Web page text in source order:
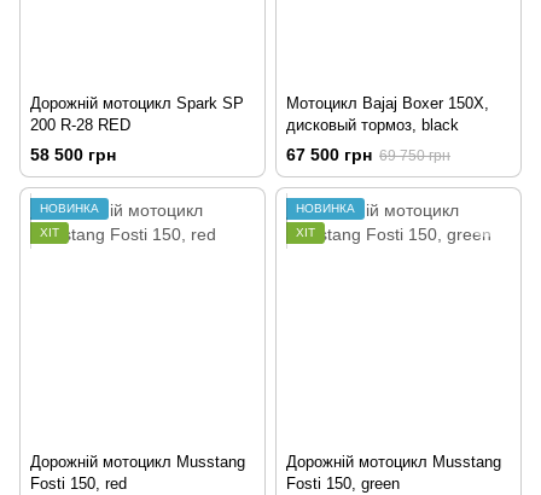
Дорожній мотоцикл Spark SP
200 R-28 RED
58 500 грн
Мотоцикл Bajaj Boxer 150X,
дисковый тормоз, black
67 500 грн 69 750 грн
НОВИНКА
ХІТ
Дорожній мотоцикл Musstang
Fosti 150, red
НОВИНКА
ХІТ
Дорожній мотоцикл Musstang
Fosti 150, green